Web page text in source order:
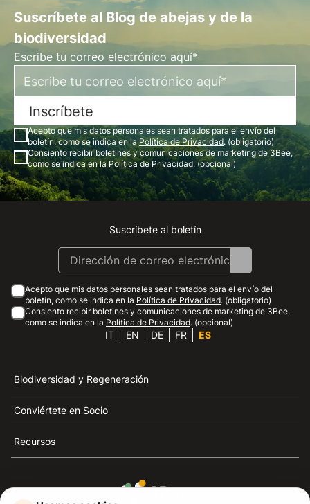
Suscríbete al Blog de abejas y de la
biodiversidad
Escribe tu correo electrónico aquí*
Inscríbete
Acepto que mis datos personales sean tratados para el envío del
boletín, como se indica en laPolítica de Privacidad. (obligatorio)
Consiento recibir boletines y comunicaciones de marketing de 3Bee,
como se indica en laPolítica de Privacidad. (opcional)
Instagram
Facebook
Linkedin
Youtube
Suscríbete al boletín
Acepto que mis datos personales sean tratados para el envío del
boletín, como se indica en la Política de Privacidad. (obligatorio)
Consiento recibir boletines y comunicaciones de marketing de 3Bee,
como se indica en la Política de Privacidad. (opcional)
IT EN DE FR ES
Biodiversidad y Regeneración
Conviértete en Socio
Recursos